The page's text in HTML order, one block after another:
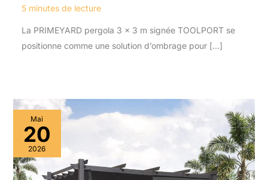
5 minutes de lecture
La PRIMEYARD pergola 3 x 3 m signée TOOLPORT se
positionne comme une solution d’ombrage pour […]
Mai
20
2026